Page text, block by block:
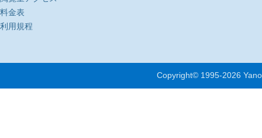
料金表
利用規程
Copyright© 1995-2026